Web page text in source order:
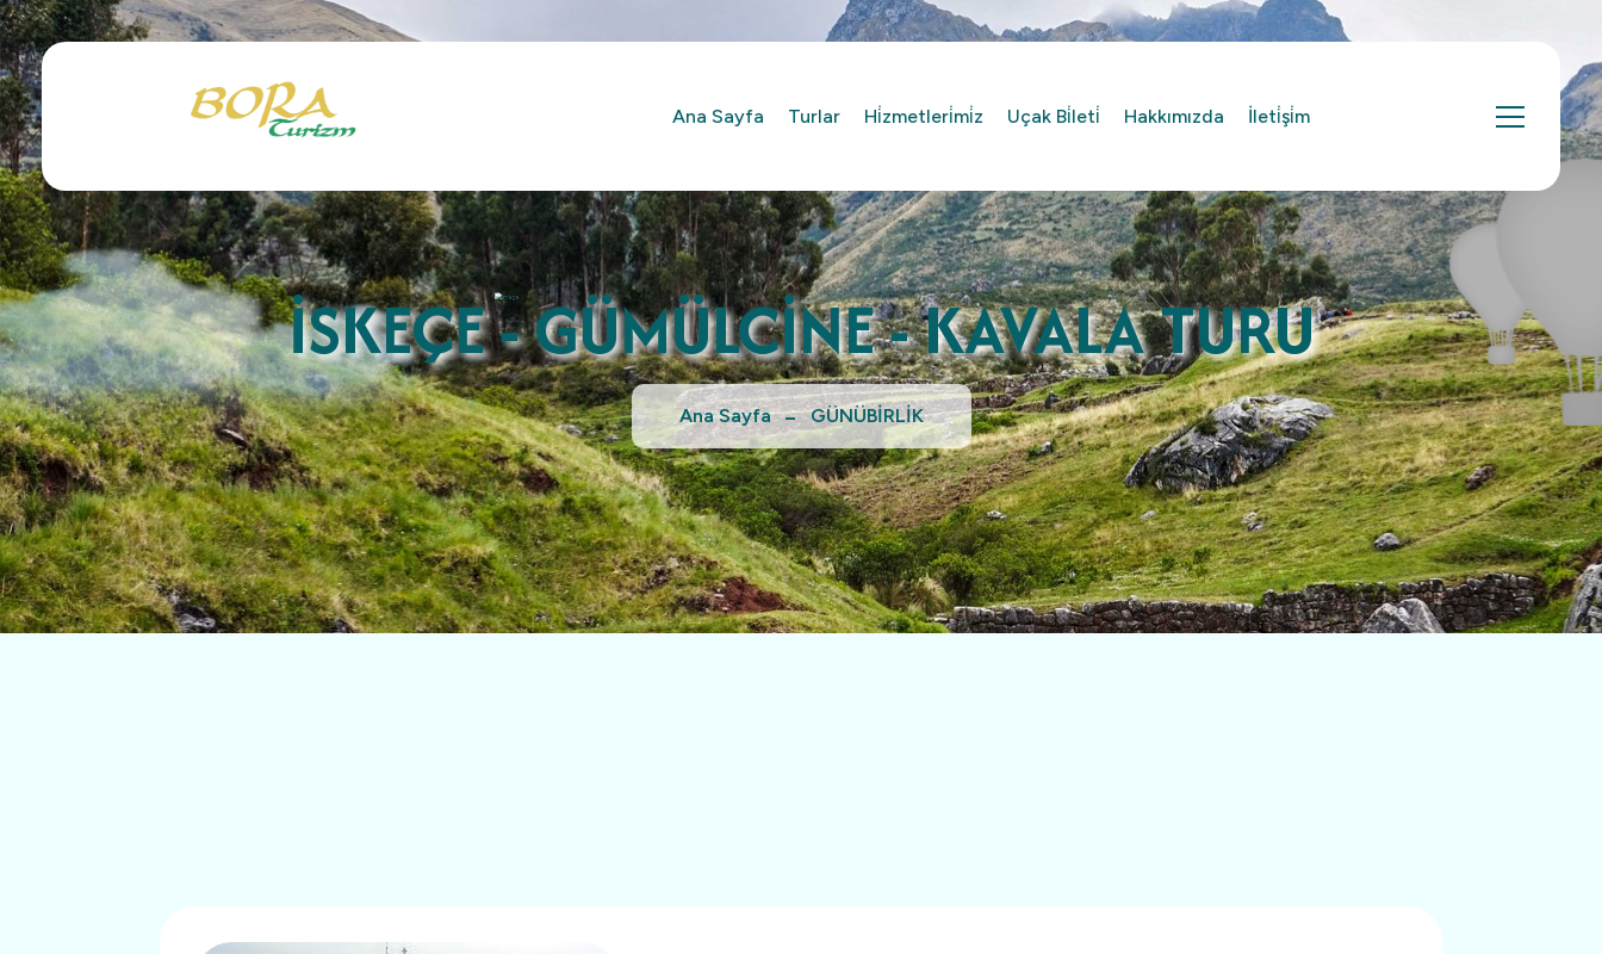
Ana Sayfa Turlar Hi̇zmetleri̇mi̇z Uçak Bi̇leti̇ Hakkımızda İleti̇şi̇m
İSKEÇE - GÜMÜLCİNE - KAVALA TURU
Ana Sayfa GÜNÜBİRLİK